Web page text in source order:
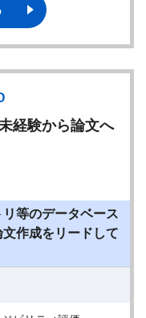
経験から論文へ
等のデータベース
作成をリードして